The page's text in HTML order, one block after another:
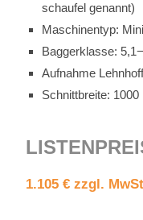
schau­fel ge­nannt)
Ma­schi­nen­typ:
Bag­ger­klas­se:
Auf­nah­me
Schnitt­brei­te: 1000
1.105 € zzgl.